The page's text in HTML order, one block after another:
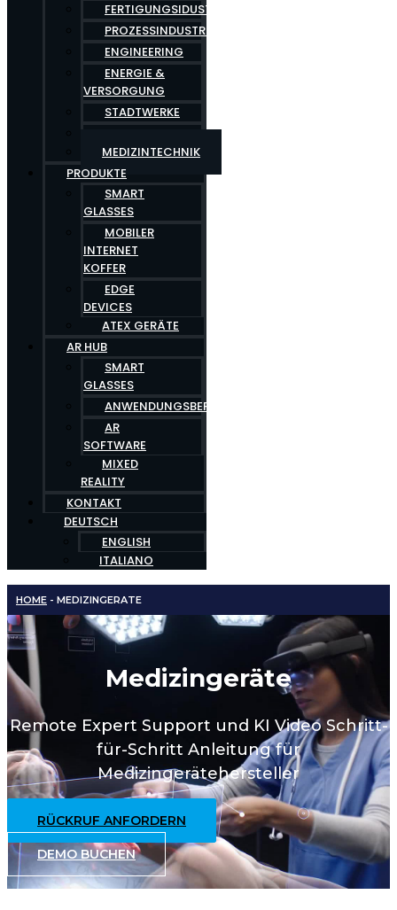
FERTIGUNGSIDUSTRIE
PROZESSINDUSTRIE
ENGINEERING
ENERGIE &
VERSORGUNG
STADTWERKE
GESUNDHEITSWESEN
MEDIZINTECHNIK
PRODUKTE
SMART
GLASSES
MOBILER
INTERNET
KOFFER
EDGE
DEVICES
ATEX GERÄTE
AR HUB
SMART
GLASSES
ANWENDUNGSBEREICHE
AR
SOFTWARE
MIXED
REALITY
KONTAKT
DEUTSCH
ENGLISH
ITALIANO
HOME - MEDIZINGERATE
Medizingeräte
Remote Expert Support und KI Video Schritt-
für-Schritt Anleitung für
Medizingerätehersteller
RÜCKRUF ANFORDERN
DEMO BUCHEN